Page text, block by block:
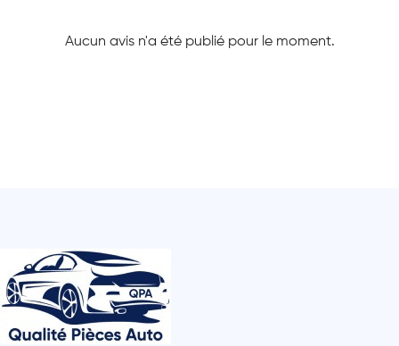
Aucun avis n'a été publié pour le moment.